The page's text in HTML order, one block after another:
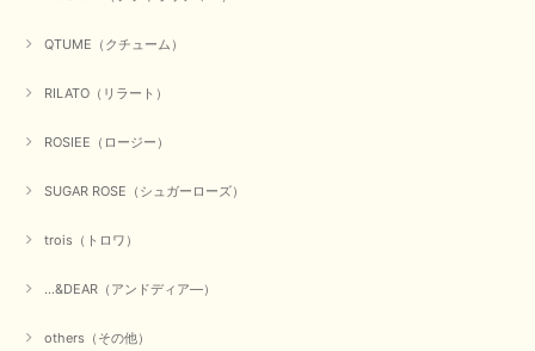
QTUME（クチューム）
RILATO（リラート）
ROSIEE（ロージー）
SUGAR ROSE（シュガーローズ）
trois（トロワ）
...&DEAR（アンドディア―）
others（その他）